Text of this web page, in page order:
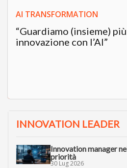
AI TRANSFORMATION
“Guardiamo (insieme)
innovazione con l’AI”
INNOVATION LEADER
Innovation manager
priorità
30 Lug 2026